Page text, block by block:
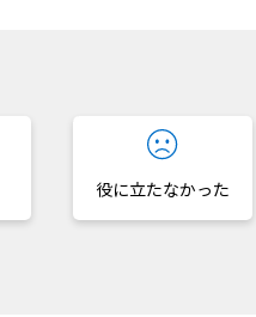
役に立たなかった